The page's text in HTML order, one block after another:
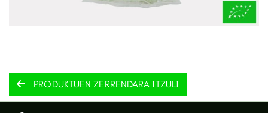
PRODUKTUEN ZERRENDARA ITZULI